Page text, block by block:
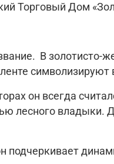
Торговый Дом
В золотисто-
он всегда
лесного владыки.